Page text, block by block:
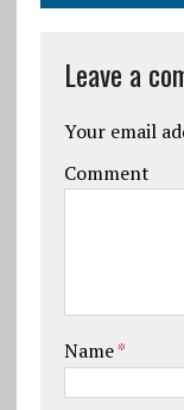
Leave a
Your email
Comment
Name*